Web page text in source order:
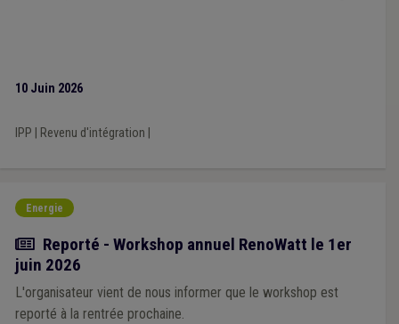
10 Juin 2026
IPP Revenu d'intégration
Energie
Actualité
Reporté - Workshop annuel RenoWatt le 1er
juin 2026
L'organisateur vient de nous informer que le workshop est
reporté à la rentrée prochaine.